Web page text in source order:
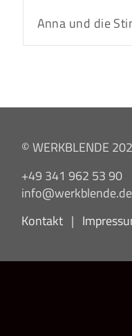
Anna und die
© WERKBLENDE
+49 341 962 53 90
info@werkblende.de
Kontakt |